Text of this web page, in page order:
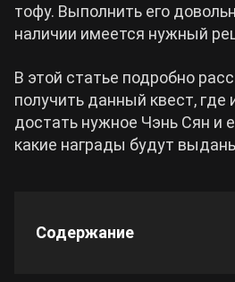
Roblox
Hogwarts Legacy
Cyberpunk 2077
тофу. Выполнить его
наличии имеется нужный
В этой статье подробно
получить данный квест, где
достать нужное Чэнь Сян и
какие награды будут
Содержание